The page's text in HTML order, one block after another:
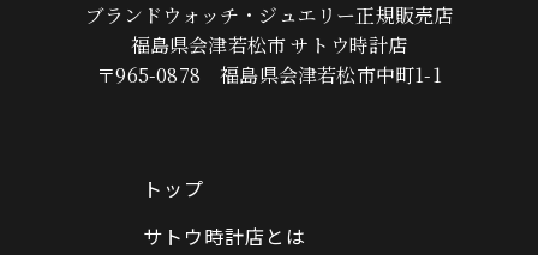
ブランドウォッチ・ジュエリー正規販売店
福島県会津若松市 サトウ時計店
〒965-0878 福島県会津若松市中町1-1
トップ
サトウ時計店とは